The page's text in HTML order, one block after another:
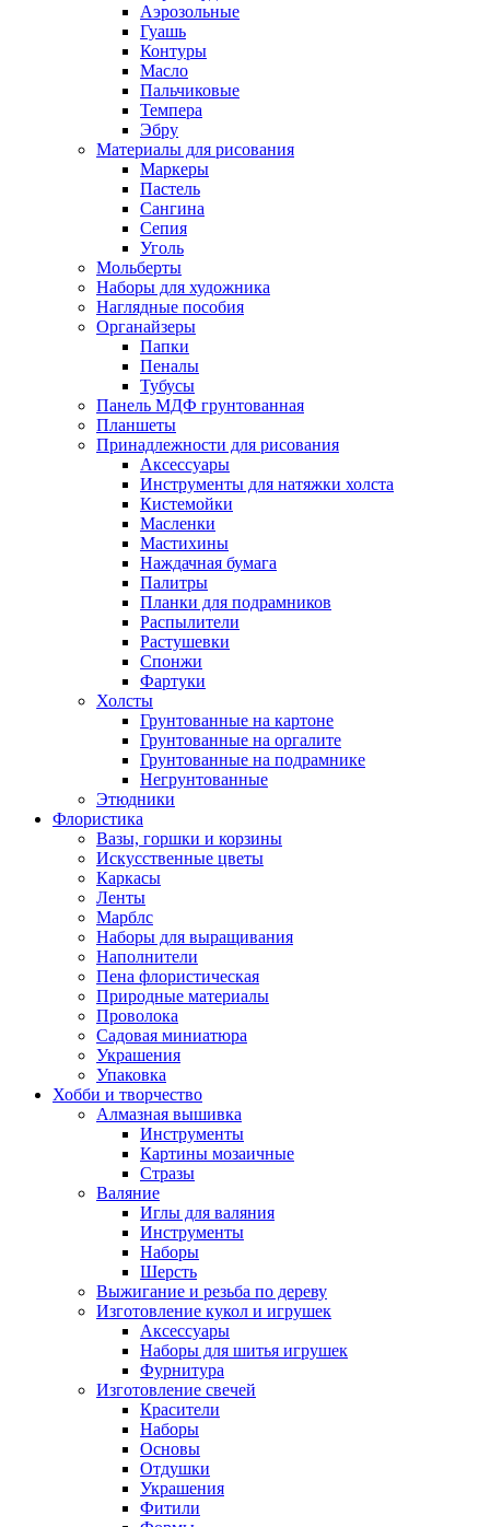
Аэрозольные
Гуашь
Контуры
Масло
Пальчиковые
Темпера
Эбру
Материалы для рисования
Маркеры
Пастель
Сангина
Сепия
Уголь
Мольберты
Наборы для художника
Наглядные пособия
Органайзеры
Папки
Пеналы
Тубусы
Панель МДФ грунтованная
Планшеты
Принадлежности для рисования
Аксессуары
Инструменты для натяжки холста
Кистемойки
Масленки
Мастихины
Наждачная бумага
Палитры
Планки для подрамников
Распылители
Растушевки
Спонжи
Фартуки
Холсты
Грунтованные на картоне
Грунтованные на оргалите
Грунтованные на подрамнике
Негрунтованные
Этюдники
Флористика
Вазы, горшки и корзины
Искусственные цветы
Каркасы
Ленты
Марблс
Наборы для выращивания
Наполнители
Пена флористическая
Природные материалы
Проволока
Садовая миниатюра
Украшения
Упаковка
Хобби и творчество
Алмазная вышивка
Инструменты
Картины мозаичные
Стразы
Валяние
Иглы для валяния
Инструменты
Наборы
Шерсть
Выжигание и резьба по дереву
Изготовление кукол и игрушек
Аксессуары
Наборы для шитья игрушек
Фурнитура
Изготовление свечей
Красители
Наборы
Основы
Отдушки
Украшения
Фитили